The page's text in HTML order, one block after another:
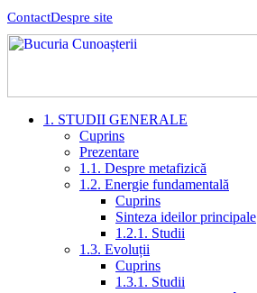
ContactDespre site
1. STUDII GENERALE
Cuprins
Prezentare
1.1. Despre metafizică
1.2. Energie fundamentală
Cuprins
Sinteza ideilor principale
1.2.1. Studii
1.3. Evoluții
Cuprins
1.3.1. Studii